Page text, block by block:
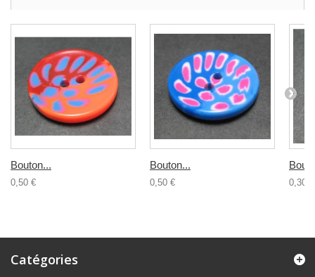
Bouton...
0,50 €
Bouton...
0,50 € 0,30 €
Catégories